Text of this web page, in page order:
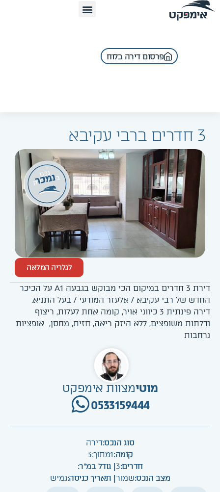
פרסום דירה בלוח
3 חדרים ברבי עקיבא
לגלריה המלאה
דירת 3 חדרים במיקום הכי מבוקש בגבעה A1 על הכיכר
החדש של רבי עקיבא / אלעזר המודעי / בעל התניא.
דירה פינתית 3 כיווני אויר, קומה אחת לעלות, ריצוף
ודלתות משופצים, ללא היזק ריאה, חזית, מחסן, אופציות
נרחבות
מוטימצוות אימפקט
0533159444
סוג הנכס:דירה
קומה:1מתוך:3
חדרים:3| גודל במ"ר:
מצב הנכס:שמור| תאריך כניסה:גמיש